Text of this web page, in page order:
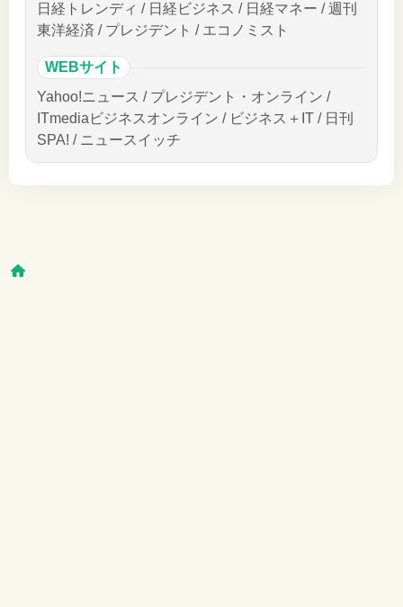
日経トレンディ / 日経ビジネス / 日経マネー / 週刊
東洋経済 / プレジデント / エコノミスト
WEBサイト
Yahoo!ニュース / プレジデント・オンライン /
ITmediaビジネスオンライン / ビジネス＋IT / 日刊
SPA! / ニュースイッチ